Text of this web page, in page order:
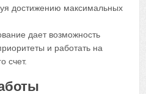
достижению максимальных
дает возможность
и работать на
счет.